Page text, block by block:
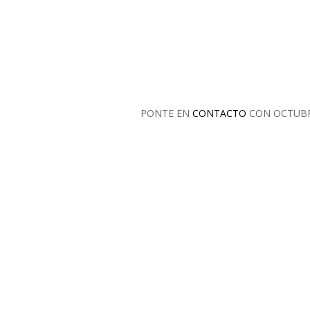
PONTE EN CONTACTO CON